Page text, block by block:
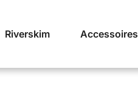
Riverskim Accessoires